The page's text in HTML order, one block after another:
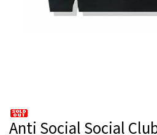
Anti Social Social